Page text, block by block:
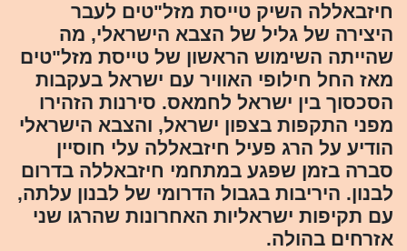
חיזבאללה השיק טייסת מזל"טים לעבר
היצירה של גליל של הצבא הישראלי, מה
שהייתה השימוש הראשון של טייסת מזל"טים
מאז החל חילופי האוויר עם ישראל בעקבות
הסכסוך בין ישראל לחמאס. סירנות הזהירו
מפני התקפות בצפון ישראל, והצבא הישראלי
הודיע על הרג פעיל חיזבאללה עלי חוסיין
סברה בזמן שפגע במתחמי חיזבאללה בדרום
לבנון. היריבות בגבול הדרומי של לבנון עלתה,
עם תקיפות ישראליות האחרונות שהרגו שני
אזרחים בהולה.